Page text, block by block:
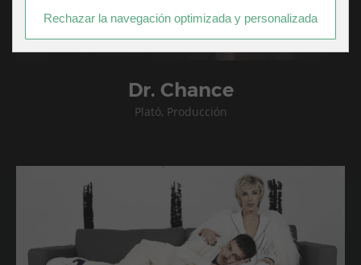
Dr. Chance
Plató, Producción
Rechazar la navegación optimizada y personalizada